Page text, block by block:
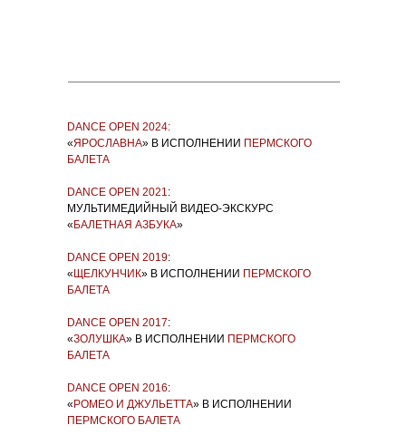
DANCE OPEN 2024:
«ЯРОСЛАВНА» В ИСПОЛНЕНИИ ПЕРМСКОГО
БАЛЕТА
DANCE OPEN 2021:
МУЛЬТИМЕДИЙНЫЙ ВИДЕО-ЭКСКУРС
« БАЛЕТНАЯ АЗБУКА»
DANCE OPEN 2019:
« ЩЕЛКУНЧИК» В ИСПОЛНЕНИИ ПЕРМСКОГО
БАЛЕТА
DANCE OPEN 2017:
«ЗОЛУШКА» В ИСПОЛНЕНИИ ПЕРМСКОГО
БАЛЕТА
DANCE OPEN 2016:
« РОМЕО И ДЖУЛЬЕТТА» В ИСПОЛНЕНИИ
ПЕРМСКОГО БАЛЕТА